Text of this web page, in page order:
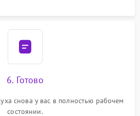
6. Готово
снова у вас в полностью рабочем
состоянии.